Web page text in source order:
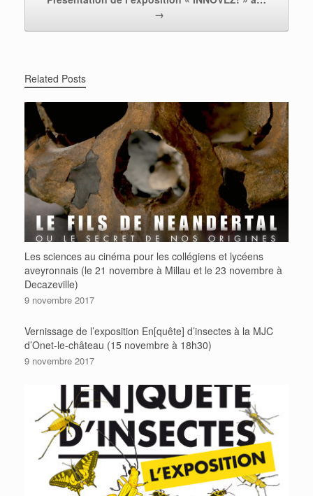
→
Related Posts
Les sciences au cinéma pour les collégiens et lycéens
aveyronnais (le 21 novembre à Millau et le 23 novembre à
Decazeville)
9 novembre 2017
Vernissage de l’exposition En[quête] d’insectes à la MJC
d’Onet-le-château (15 novembre à 18h30)
9 novembre 2017